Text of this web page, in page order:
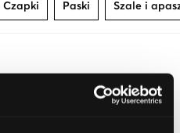
Czapki Paski Szale i